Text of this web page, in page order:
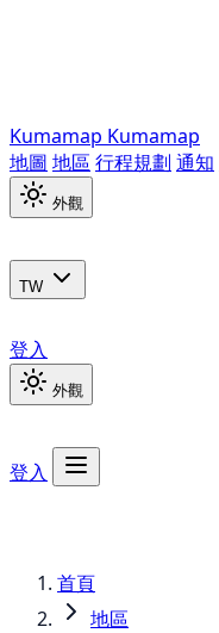
Kumamap Kumamap
地圖 地區 行程規劃 通知
外觀
TW
登入
外觀
登入
首頁
地區